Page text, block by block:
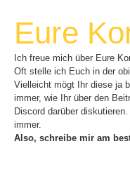
Eure
Ich freue mich über Eure
Oft stelle ich Euch in der
Vielleicht mögt Ihr diese ja
immer, wie Ihr über den
Discord darüber
immer.
Also, schreibe mir am